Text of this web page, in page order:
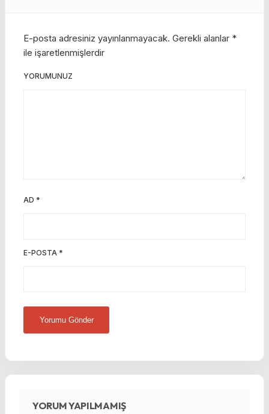
E-posta adresiniz yayınlanmayacak. Gerekli alanlar *
ile işaretlenmişlerdir
YORUMUNUZ
AD *
E-POSTA *
YORUM YAPILMAMIŞ